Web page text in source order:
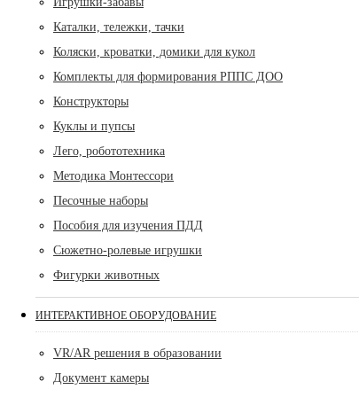
Каталки, тележки, тачки
Коляски, кроватки, домики для кукол
Комплекты для формирования РППС ДОО
Конструкторы
Куклы и пупсы
Лего, робототехника
Методика Монтессори
Песочные наборы
Пособия для изучения ПДД
Сюжетно-ролевые игрушки
Фигурки животных
ИНТЕРАКТИВНОЕ ОБОРУДОВАНИЕ
VR/AR решения в образовании
Документ камеры